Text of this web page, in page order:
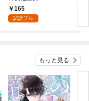
165
試読フル
もっと見る